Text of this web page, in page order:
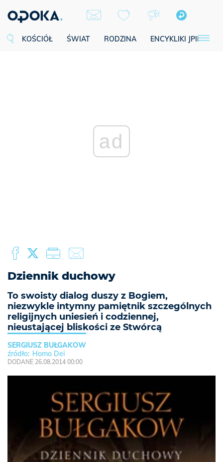
KOŚCIÓŁ ŚWIAT RODZINA ENCYKLIKI JPII
ad
Dziennik duchowy
To swoisty dialog duszy z Bogiem,
niezwykle intymny pamiętnik szczególnych
religijnych uniesień i codziennej,
nieustającej bliskości ze Stwórcą
SERGIUSZ BUŁGAKOW
Homo Dei
DODANE 26.08.2014 00:00